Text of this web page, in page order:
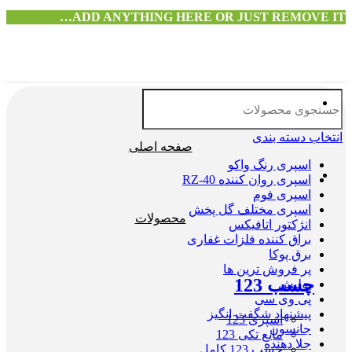
ADD ANYTHING HERE OR JUST REMOVE IT…
انتخاب دسته بندی
اسپری رنگ واکو
اسپری روان کننده RZ-40
اسپری فوم
اسپری مختلف گل پخش
انژکتور اتافیکس
براق کننده فلزات غفاری
برق پوکا
پر فروش ترین ها
پولیش
پی وی سی
پیشنهاد شگفت انگیز
جانسون
جلا دهنده
صفحه اصلی
محصولات
چسب 123
اسپری 123
مایع تکی 123
چسب 123 کامل